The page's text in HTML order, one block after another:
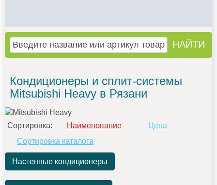
Кондиционеры и сплит-системы
Mitsubishi Heavy в Рязани
Сортировка: Наименование
Цена
Сортировка каталога
Настенные кондиционеры